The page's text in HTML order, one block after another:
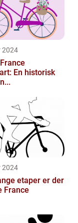
2024
En historisk
2024
etaper er der
France